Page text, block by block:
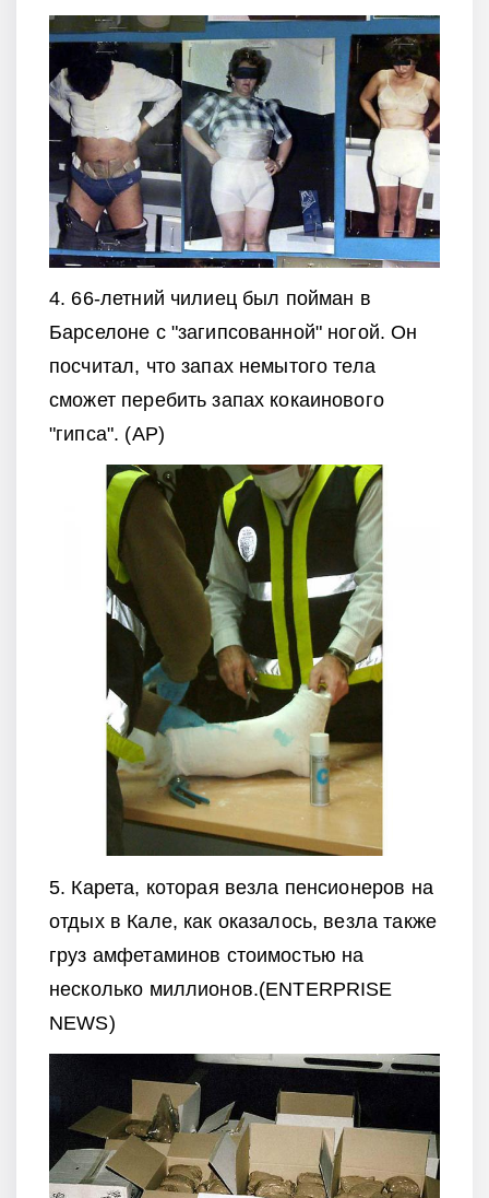
4. 66-летний чилиец был пойман в
Барселоне с "загипсованной" ногой. Он
посчитал, что запах немытого тела
сможет перебить запах кокаинового
"гипса". (AP)
5. Карета, которая везла пенсионеров на
отдых в Кале, как оказалось, везла также
груз амфетаминов стоимостью на
несколько миллионов.(ENTERPRISE
NEWS)